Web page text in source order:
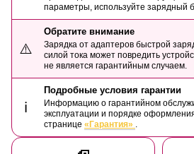
параметры, используйте зарядный
⚠️
Обратите внимание
Зарядка от адаптеров быстрой
силой тока может повредить
не является гарантийным случаем.
ℹ️
Подробные условия гарантии
Информацию о гарантийном
эксплуатации и порядке
странице «Гарантия» .